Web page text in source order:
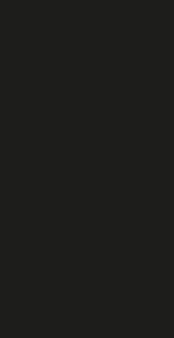
などをされまし